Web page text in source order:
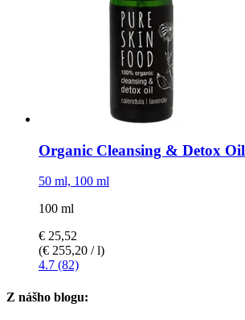
Organic Cleansing & Detox Oil
50 ml, 100 ml
100 ml
€ 25,52
(€ 255,20 / l)
4.7 (82)
Z nášho blogu: